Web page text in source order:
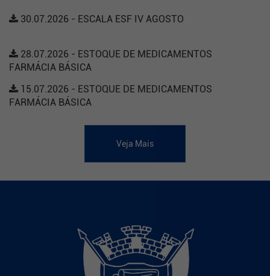
30.07.2026 - ESCALA ESF IV AGOSTO
28.07.2026 - ESTOQUE DE MEDICAMENTOS
FARMÁCIA BÁSICA
15.07.2026 - ESTOQUE DE MEDICAMENTOS
FARMÁCIA BÁSICA
Veja Mais